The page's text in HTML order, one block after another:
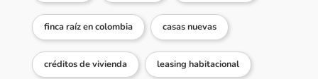
finca raíz en colombia casas nuevas
créditos de vivienda leasing habitacional